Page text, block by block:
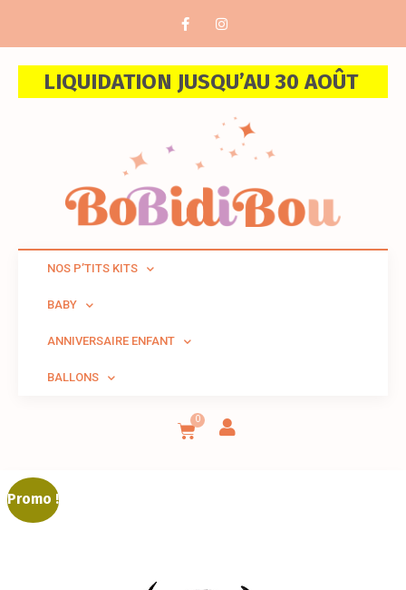
LIQUIDATION JUSQU’AU 30 AOÛT
NOS P’TITS KITS
BABY
ANNIVERSAIRE ENFANT
BALLONS
0
Promo !